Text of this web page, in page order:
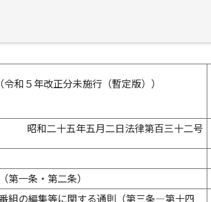
（令和５年改正分未施行（暫定版））
昭和二十五年五月二日法律第百三十二号
一条・第二条）
組の編集等に関する通則（第三条―第十四